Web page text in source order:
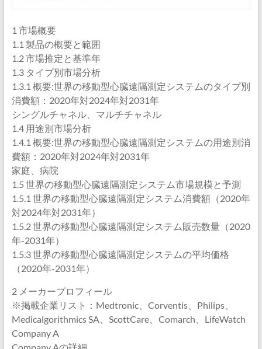
1 市場概要
1.1 製品の概要と範囲
1.2 市場推定と基準年
1.3 タイプ別市場分析
1.3.1 概要:世界の移動型心臓遠隔測定システムのタイプ別
消費額：2020年対2024年対2031年
シングルチャネル、マルチチャネル
1.4 用途別市場分析
1.4.1 概要:世界の移動型心臓遠隔測定システムの用途別消
費額：2020年対2024年対2031年
家庭、病院
1.5 世界の移動型心臓遠隔測定システム市場規模と予測
1.5.1 世界の移動型心臓遠隔測定システム消費額（2020年
対2024年対2031年）
1.5.2 世界の移動型心臓遠隔測定システム販売数量（2020
年-2031年）
1.5.3 世界の移動型心臓遠隔測定システムの平均価格
（2020年-2031年）
2 メーカープロフィール
※掲載企業リスト：Medtronic、Corventis、Philips、
Medicalgorithmics SA、ScottCare、Comarch、LifeWatch
Company A